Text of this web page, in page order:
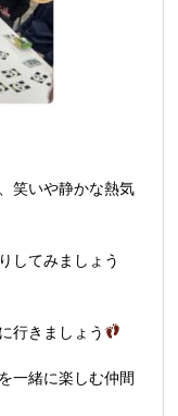
笑いや静かな熱気
してみましょう
行きましょう
一緒に楽しむ仲間